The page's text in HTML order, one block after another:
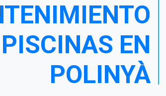
EN
POLINYÀ